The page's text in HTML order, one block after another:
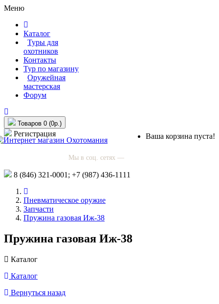
Меню
Каталог
Туры для
охотников
Контакты
Тур по магазину
Оружейная
мастерская
Форум
Товаров 0 (0р.)
Ваша корзина пуста!
Регистрация
Мы в соц. сетях —
8 (846) 321-0001; +7 (987) 436-1111
Пневматическое оружие
Запчасти
Пружина газовая Иж-38
Пружина газовая Иж-38
Каталог
Каталог
Вернуться назад